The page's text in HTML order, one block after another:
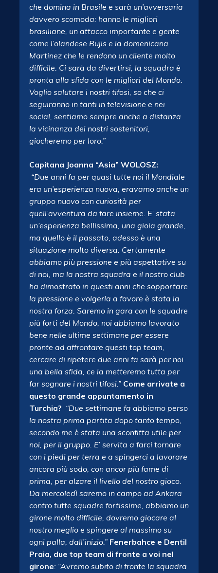
che domina in Brasile e sarà un’avversaria
davvero scomoda: hanno le migliori
brasiliane, un attacco importante e gente
come l’olandese Bujis e la domenicana
Martinez che le rendono un cliente molto
difficile. Ci sarà da divertirsi, la squadra è
pronta alla sfida con le migliori del Mondo.
Voglio salutare i nostri tifosi, so che ci
seguiranno in tanti in televisione e nei
social, sentiamo sempre anche a distanza
la vicinanza dei nostri sostenitori,
giocheremo per loro.”
Capitana Joanna “Asia” WOLOSZ:
“Due anni fa per quasi tutte noi il Mondiale
era un’esperienza nuova, eravamo anche un
gruppo nuovo con curiosità per
quell’avventura da fare insieme. E’ stata
un’esperienza bellissima, una gioia grande,
ma quello è il passato, adesso è una
situazione molto diversa. Certamente
abbiamo più pressione e più aspettative su
di noi, ma la nostra squadra e il nostro club
ha dimostrato in questi anni che sopportare
la pressione e volgerla a favore è stata la
nostra forza. Saremo in gara con le squadre
più forti del Mondo, noi abbiamo lavorato
bene nelle ultime settimane per essere
pronte ad affrontare questi top team,
cercare di ripetere due anni fa sarà per noi
una bella sfida, ce la metteremo tutta per
far sognare i nostri tifosi.” Come arrivate a
questo grande appuntamento in
Turchia? “Due settimane fa abbiamo perso
la nostra prima partita dopo tanto tempo,
secondo me è stata una sconfitta utile per
noi, per il gruppo. E’ servita a farci tornare
con i piedi per terra e a spingerci a lavorare
ancora più sodo, con ancor più fame di
prima, per alzare il livello del nostro gioco.
Da mercoledì saremo in campo ad Ankara
contro tutte squadre fortissime, abbiamo un
girone molto difficile, dovremo giocare al
nostro meglio e spingere al massimo su
ogni palla, dall’inizio.” Fenerbahce e Dentil
Praia, due top team di fronte a voi nel
girone: “Avremo subito di fronte la squadra